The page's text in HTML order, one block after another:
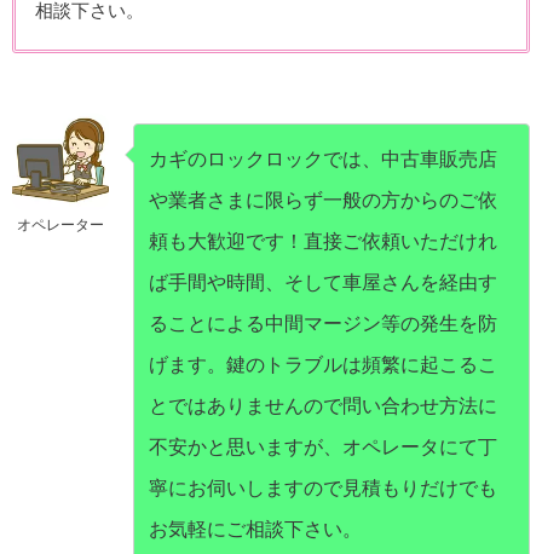
相談下さい。
オペレーター
カギのロックロックでは、中古車販売店
や業者さまに限らず一般の方からのご依
頼も大歓迎です！直接ご依頼いただけれ
ば手間や時間、そして車屋さんを経由す
ることによる中間マージン等の発生を防
げます。鍵のトラブルは頻繁に起こるこ
とではありませんので問い合わせ方法に
不安かと思いますが、オペレータにて丁
寧にお伺いしますので見積もりだけでも
お気軽にご相談下さい。